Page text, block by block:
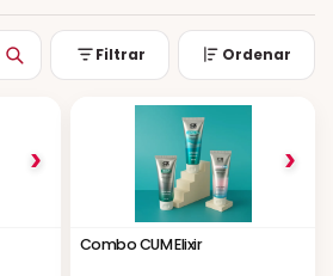
Filtrar Ordenar
› ›
Combo CUM Elixir